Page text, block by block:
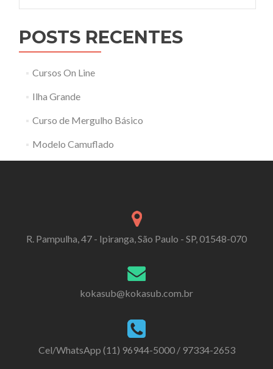
POSTS RECENTES
Cursos On Line
Ilha Grande
Curso de Mergulho Básico
Modelo Camuflado
R. Pampulha, 47 - Ipiranga, São Paulo - SP, 01548-070
kokasub@kokasub.com.br
Cel/WhatsApp (11) 96944-5000 / 97334-2653